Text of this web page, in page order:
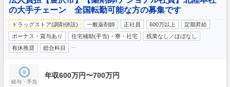
の大手チェーン 全国転勤可能な方の募集です
ドラッグストア(調剤併設) 一般薬剤師 正社員 600万以上
定期昇給
ボーナス・賞与あり
住宅補助(手当)・寮・社宅
残業なし／ほぼなし
有休推奨
総合科目
給与・手当
年収600万円〜700万円